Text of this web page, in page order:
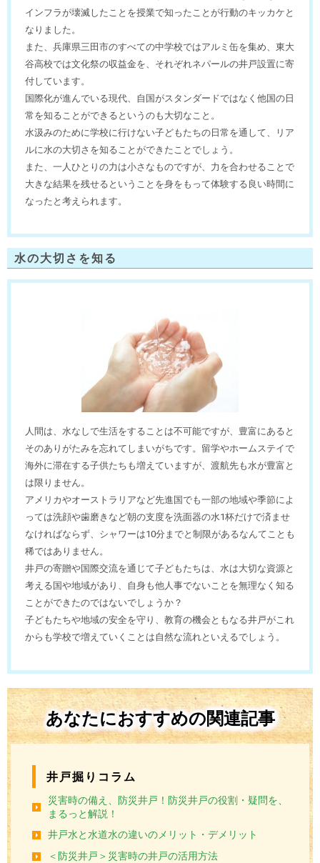
インフラが壊滅したことを授業で知ったことが行動のキッカケと
なりました。
また、兵庫県三田市のすべての中学校ではアルミ缶を集め、東大
谷高校では文化祭の収益金を、それぞれネパールの井戸設置に寄
付しています。
国際化が進んでいる現代、自国がスタンダードではなく他国の日
常を知ることができるというのも大切なこと。
水汲みのために学校に行けない子どもたちの日常を通して、リア
ルに水の大切さを知ることができたことでしょう。
また、一人ひとりの力は小さなものですが、力を合わせることで
大きな結果を残せるということを身をもって体験する良い時間に
なったと考えられます。
水の大切さを知る
人間は、水なしで生活をすることは不可能ですが、豊富にあると
そのありがたみを忘れてしまいがちです。留学やホームステイで
海外に滞在する子供たちも増えていますが、渡航先も水が豊富と
は限りません。
アメリカやオーストラリアなど先進国でも一部の地域や季節によ
っては洗顔や歯磨きなど朝の支度を洗面器の水1杯だけで済ませ
なければならず、シャワーは10分までと制限があるなんてことも
稀ではありません。
井戸の寄贈や国際交流を通じて子どもたちは、水は大切な資源と
考える国や地域があり、自身も他人事でないことを無理なく知る
ことができたのではないでしょうか？
子どもたちや地域の安全を守り、教育の機会ともなる井戸がこれ
からも学校で増えていくことは自然な流れといえるでしょう。
あなたにおすすめの関連記事
井戸掘りコラム
災害時の備え、防災井戸！防災井戸の役割・疑問を、
まるっと解説！
井戸水と水道水の違いのメリット・デメリット
＜防災井戸＞災害時の井戸の活用方法